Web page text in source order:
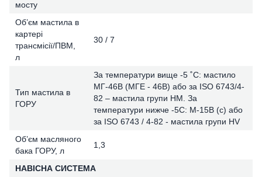
мосту
Об’єм мастила в
картері
трансмісії/ПВМ,
л
30 / 7
Тип мастила в
ГОРУ
За температури вище -5 ˚С: мастило
МГ-46В (МГЕ - 46В) або за ISO 6743/4-
82 – мастила групи HM. За
температури нижче -5С: М-15В (с) або
за ISO 6743 / 4-82 - мастила групи HV
Об’єм масляного
бака ГОРУ, л
1,3
НАВІСНА СИСТЕМА